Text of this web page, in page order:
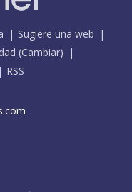
Sugiere una web
(Cambiar)
RSS